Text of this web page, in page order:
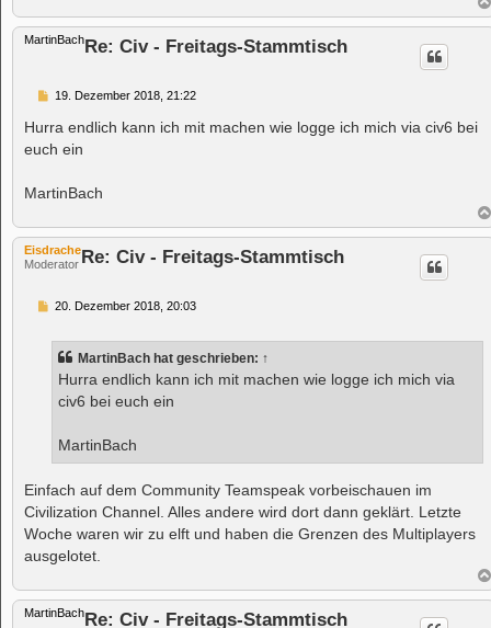
MartinBachRe: Civ - Freitags-Stammtisch
B
i
r
19. Dezember 2018, 21:22
Hurra endlich kann ich mit machen wie logge ich mich via civ6 bei
euch ein
MartinBach
Eisdrache
Moderator Re: Civ - Freitags-Stammtisch
B20. Dezember 2018, 20:03
MartinBach hat geschrieben: ↑
Hurra endlich kann ich mit machen wie logge ich mich via
civ6 bei euch ein
MartinBach
Einfach auf dem Community Teamspeak vorbeischauen im
Civilization Channel. Alles andere wird dort dann geklärt. Letzte
Woche waren wir zu elft und haben die Grenzen des Multiplayers
ausgelotet.
MartinBachRe: Civ - Freitags-Stammtisch